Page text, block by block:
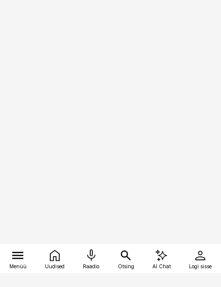
Menüü Uudised Raadio Otsing AI Chat Logi sisse